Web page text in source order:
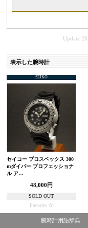
Update
表示した腕時計
SEIKO
セイコー プロスペックス 300
mダイバー プロフェッショナ
ル ア…
48,000円
SOLD OUT
Favorite
腕時計用語辞典